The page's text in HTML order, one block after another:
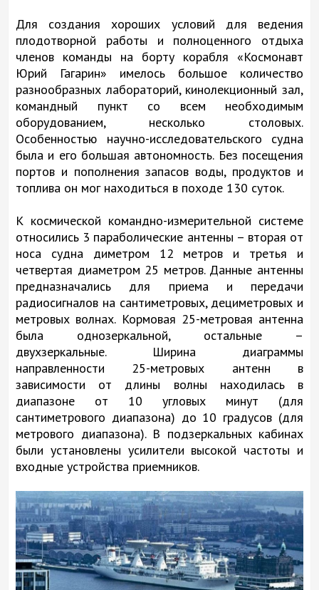
Для создания хороших условий для ведения
плодотворной работы и полноценного отдыха
членов команды на борту корабля «Космонавт
Юрий Гагарин» имелось большое количество
разнообразных лабораторий, кинолекционный зал,
командный пункт со всем необходимым
оборудованием, несколько столовых.
Особенностью научно-исследовательского судна
была и его большая автономность. Без посещения
портов и пополнения запасов воды, продуктов и
топлива он мог находиться в походе 130 суток.
К космической командно-измерительной системе
относились 3 параболические антенны – вторая от
носа судна диметром 12 метров и третья и
четвертая диаметром 25 метров. Данные антенны
предназначались для приема и передачи
радиосигналов на сантиметровых, дециметровых и
метровых волнах. Кормовая 25-метровая антенна
была однозеркальной, остальные –
двухзеркальные. Ширина диаграммы
направленности 25-метровых антенн в
зависимости от длины волны находилась в
диапазоне от 10 угловых минут (для
сантиметрового диапазона) до 10 градусов (для
метрового диапазона). В подзеркальных кабинах
были установлены усилители высокой частоты и
входные устройства приемников.